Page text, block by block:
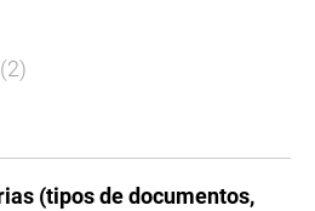
(2)
(tipos de documentos,